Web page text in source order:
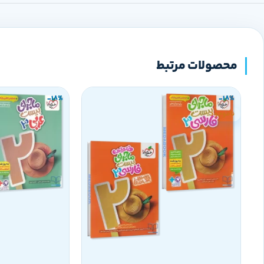
محصولات مرتبط
-18%
ناموجود
-18%